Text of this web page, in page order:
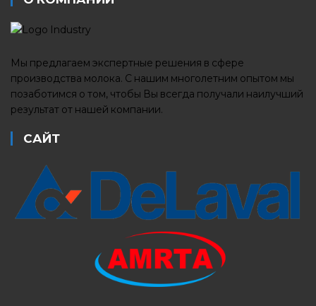
Мы предлагаем экспертные решения в сфере
производства молока. С нашим многолетним опытом мы
позаботимся о том, чтобы Вы всегда получали наилучший
результат от нашей компании.
САЙТ